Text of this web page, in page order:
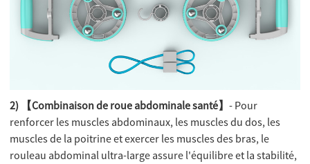
2) 【Combinaison de roue abdominale santé】- Pour
renforcer les muscles abdominaux, les muscles du dos, les
muscles de la poitrine et exercer les muscles des bras, le
rouleau abdominal ultra-large assure l'équilibre et la stabilité,